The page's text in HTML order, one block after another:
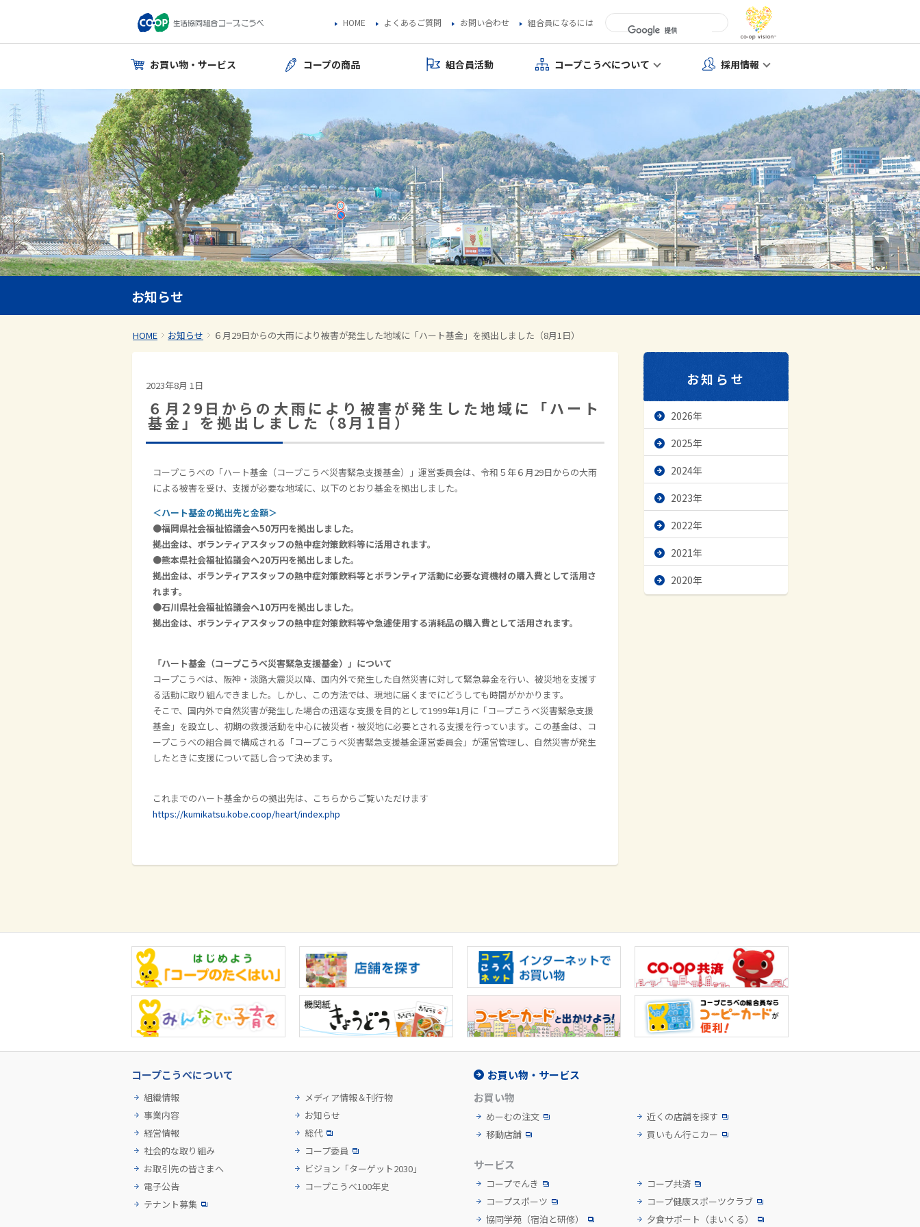
HOME よくあるご質問 お問い合わせ 組合員になるには
お買い物・サービス コープの商品 組合員活動 コープこうべについて 採用情報
お知らせ
HOME お知らせ ６月29日からの大雨により被害が発生した地域に「ハート基金」を拠出しました（8月1日）
お知らせ
2026年
2025年
2024年
2023年
2022年
2021年
2020年
2023年8月 1日
６月29日からの大雨により被害が発生した地域に「ハート
基金」を拠出しました（8月1日）
コープこうべの「ハート基金（コープこうべ災害緊急支援基金）」運営委員会は、令和５年６月29日からの大雨
による被害を受け、支援が必要な地域に、以下のとおり基金を拠出しました。
＜ハート基金の拠出先と金額＞
●福岡県社会福祉協議会へ50万円を拠出しました。
拠出金は、ボランティアスタッフの熱中症対策飲料等に活用されます。
●熊本県社会福祉協議会へ20万円を拠出しました。
拠出金は、ボランティアスタッフの熱中症対策飲料等とボランティア活動に必要な資機材の購入費として活用さ
れます。
●石川県社会福祉協議会へ10万円を拠出しました。
拠出金は、ボランティアスタッフの熱中症対策飲料等や急遽使用する消耗品の購入費として活用されます。
「ハート基金（コープこうべ災害緊急支援基金）」について
コープこうべは、阪神・淡路大震災以降、国内外で発生した自然災害に対して緊急募金を行い、被災地を支援す
る活動に取り組んできました。しかし、この方法では、現地に届くまでにどうしても時間がかかります。
そこで、国内外で自然災害が発生した場合の迅速な支援を目的として1999年1月に「コープこうべ災害緊急支援
基金」を設立し、初期の救援活動を中心に被災者・被災地に必要とされる支援を行っています。この基金は、コ
ープこうべの組合員で構成される「コープこうべ災害緊急支援基金運営委員会」が運営管理し、自然災害が発生
したときに支援について話し合って決めます。
これまでのハート基金からの拠出先は、こちらからご覧いただけます
https://kumikatsu.kobe.coop/heart/index.php
コープこうべについて
組織情報
事業内容
経営情報
社会的な取り組み
お取引先の皆さまへ
電子公告
テナント募集
メディア情報＆刊行物
お知らせ
総代
コープ委員
ビジョン「ターゲット2030」
コープこうべ100年史
お買い物・サービス
お買い物
めーむの注文
移動店舗
近くの店舗を探す
買いもん行こカー
サービス
コープでんき
コープ共済
コープスポーツ
コープ健康スポーツクラブ
協同学苑 （宿泊と研修） 夕食サポート （まいくる）